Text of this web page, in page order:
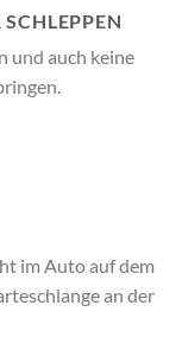
und auch keine
im Auto auf dem
an der